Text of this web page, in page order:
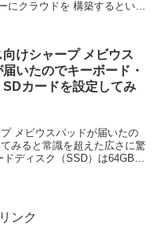
にクラウドを 構築するという
向けシャープ メビウス
いたのでキーボード・
SDカードを設定してみ
メビウスパッドが届いたの
みると常識を超えた広さに驚
ディスク（SSD）は64GBと
ンク